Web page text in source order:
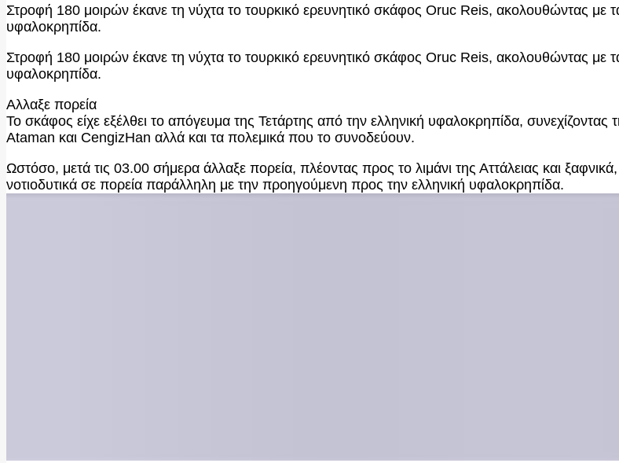
Στροφή 180 μοιρών έκανε τη νύχτα το τουρκικό ερευνητικό σκάφος Oruc Reis, ακολουθώντας με
υφαλοκρηπίδα.
Στροφή 180 μοιρών έκανε τη νύχτα το τουρκικό ερευνητικό σκάφος Oruc Reis, ακολουθώντας με
υφαλοκρηπίδα.
Αλλαξε πορεία
Το σκάφος είχε εξέλθει το απόγευμα της Τετάρτης από την ελληνική υφαλοκρηπίδα,
Ataman και CengizHan αλλά και τα πολεμικά που το συνοδεύουν.
Ωστόσο, μετά τις 03.00 σήμερα άλλαξε πορεία, πλέοντας προς το λιμάνι της Αττάλειας και
νοτιοδυτικά σε πορεία παράλληλη με την προηγούμενη προς την ελληνική υφαλοκρηπίδα.